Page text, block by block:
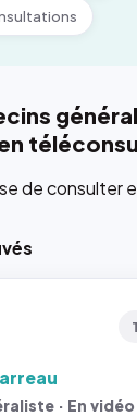
de consulter
· En vidéo